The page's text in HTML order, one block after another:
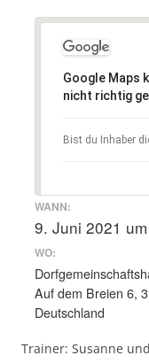
Google Maps
nicht richtig
Bist du Inhaber
WANN:
9. Juni 2021
WO:
Auf dem Breien 6,
Deutschland
Trainer: Susanne